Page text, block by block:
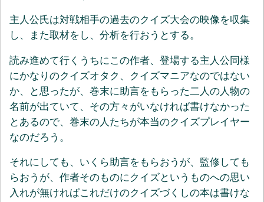
主人公氏は対戦相手の過去のクイズ大会の映像を収集
し、また取材をし、分析を行おうとする。
読み進めて行くうちにこの作者、登場する主人公同様
にかなりのクイズオタク、クイズマニアなのではない
か、と思ったが、巻末に助言をもらった二人の人物の
名前が出ていて、その方々がいなければ書けなかった
とあるので、巻末の人たちが本当のクイズプレイヤー
なのだろう。
それにしても、いくら助言をもらおうが、監修しても
らおうが、作者そのものにクイズというものへの思い
入れが無ければこれだけのクイズづくしの本は書けな